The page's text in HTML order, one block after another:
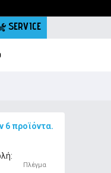
SERVICE
6 προϊόντα.
Πλέγμα